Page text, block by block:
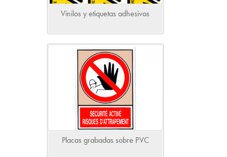
Vinilos y etiquetas adhesivas
Placas grabadas sobre PVC